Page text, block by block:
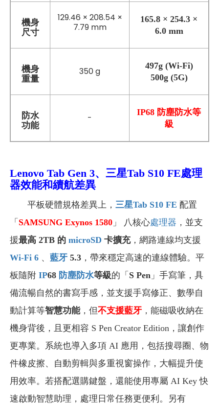
機身
尺寸
129.46 × 208.54 ×
7.79 mm
165.8 × 254.3 ×
6.0 mm
機身
重量
350 g 497g(Wi-Fi)
500g (5G)
防水
功能
-
IP68 防塵防水等
級
Lenovo Tab Gen 3、三星Tab S10 FE處理
器效能和續航差異
平板硬體規格差異上， 三星Tab S10 FE 配置
「 SAMSUNG Exynos 1580 」 八核心處理器 ，並支
援最高 2TB 的 microSD 卡擴充，網路連線均支援
Wi-Fi 6 、 藍牙 5.3 ，帶來穩定高速的連線體驗。平
板隨附 IP68 防塵防水等級的「 S Pen 」手寫筆，具
備流暢自然的書寫手感，並支援手寫修正、數學自
動計算等智慧功能，但不支援藍牙 ，能磁吸收納在
機身背後，且更相容 S Pen Creator Edition，讓創作
更專業。系統也導入多項 AI 應用，包括搜尋圈、物
件橡皮擦、自動剪輯與多重視窗操作，大幅提升使
用效率。若搭配選購鍵盤，還能使用專屬 AI Key 快
速啟動智慧助理，處理日常任務更便利。另有